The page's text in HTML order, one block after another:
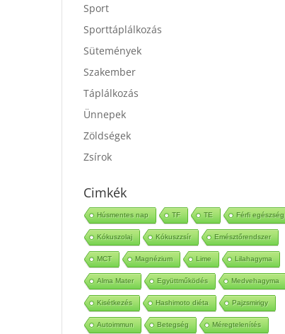
Sport
Sporttáplálkozás
Sütemények
Szakember
Táplálkozás
Ünnepek
Zöldségek
Zsírok
Cimkék
Húsmentes nap TF TE Férfi egészség
Kókuszolaj Kókuszzsír Emésztőrendszer
MCT Magnézium Lime Lilahagyma
Alma Mater Együttműködés Medvehagyma
Kisétkezés Hashimoto diéta Pajzsmirigy
Autoimmun Betegség Méregtelenítés